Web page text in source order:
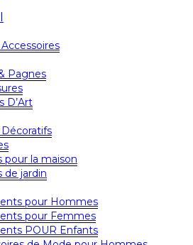
Pagnes
D’Art
pour la maison
de jardin
pour Hommes
pour Femmes
POUR Enfants